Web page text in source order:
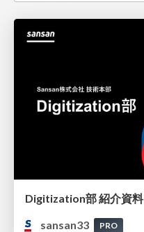
Digitization部 紹介資料
sansan33
PRO